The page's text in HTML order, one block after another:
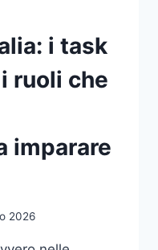
i task
ruoli che
imparare
2026